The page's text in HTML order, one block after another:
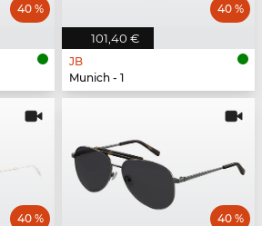
40 %
101,40 €
40 %
JB
Munich - 1
40 % 40 %